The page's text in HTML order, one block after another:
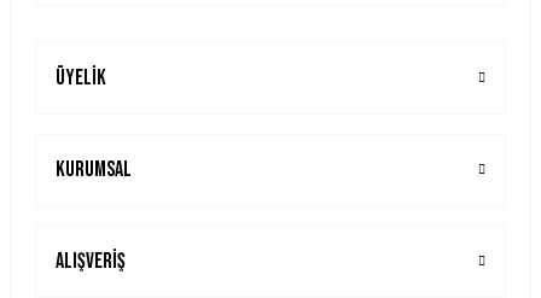
Üyelik
Kurumsal
Alışveriş